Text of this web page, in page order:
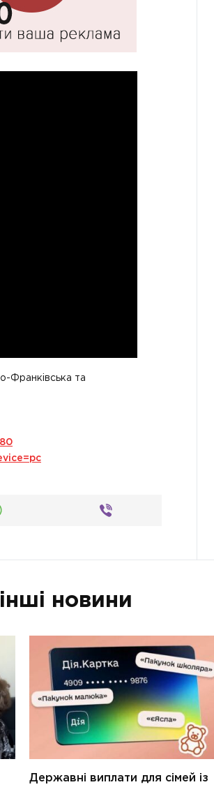
Франківська та
новини
Державні виплати для сімей із